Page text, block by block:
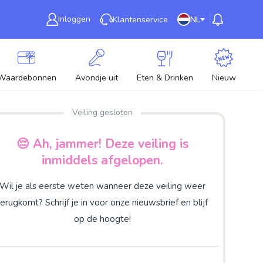
Inloggen Klantenservice NL
Avondje uit Eten & Drinken Nieuw
Veiling gesloten
😔 Ah, jammer! Deze veiling is
inmiddels afgelopen.
je als eerste weten wanneer deze veiling weer
Schrijf je in voor onze nieuwsbrief en blijf
op de hoogte!